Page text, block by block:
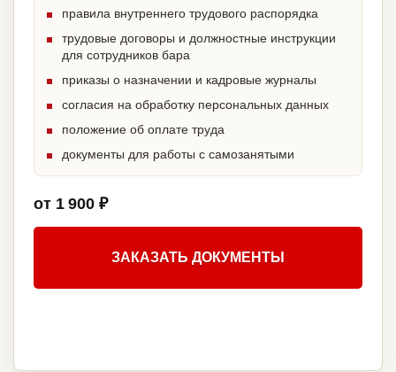
правила внутреннего трудового распорядка
трудовые договоры и должностные инструкции
для сотрудников бара
приказы о назначении и кадровые журналы
согласия на обработку персональных данных
положение об оплате труда
документы для работы с самозанятыми
от 1 900 ₽
ЗАКАЗАТЬ ДОКУМЕНТЫ